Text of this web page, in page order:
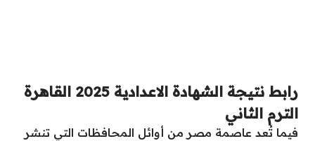
رابط نتيجة الشهادة الاعدادية 2025 القاهرة
الترم الثاني
فيما تُعد عاصمة مصر من أوائل المحافظات التي تنشر